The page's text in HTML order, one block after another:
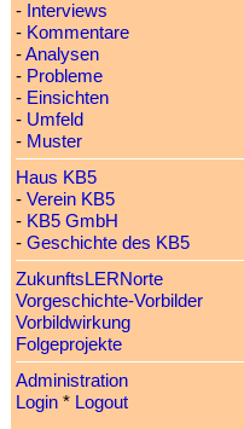
- Interviews
- Kommentare
-Analysen
- Probleme
- Einsichten
- Umfeld
- Muster
Haus KB5
- Verein KB5
- KB5 GmbH
- Geschichte des KB5
ZukunftsLERNorte
Vorgeschichte-Vorbilder
Vorbildwirkung
Folgeprojekte
Administration
Login* Logout